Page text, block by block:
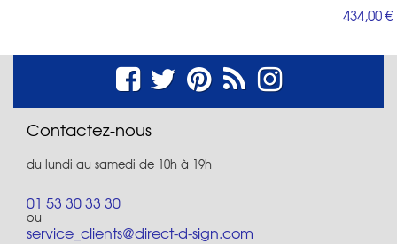
434,00 €
Contactez-nous
du lundi au samedi de 10h à 19h
01 53 30 33 30
ou
service_clients@direct-d-sign.com